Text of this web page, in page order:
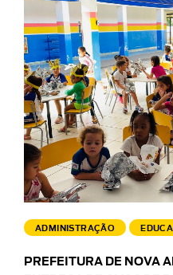
ADMINISTRAÇÃO
PREFEITURA DE NOVA